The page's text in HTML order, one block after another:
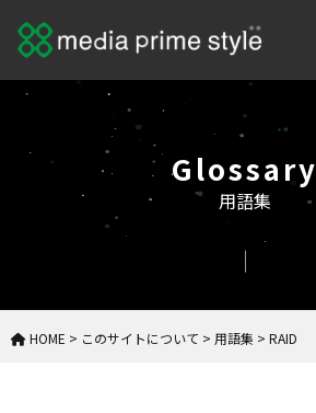
Glossary
用語集
HOME > このサイトについて > 用語集 > RAID